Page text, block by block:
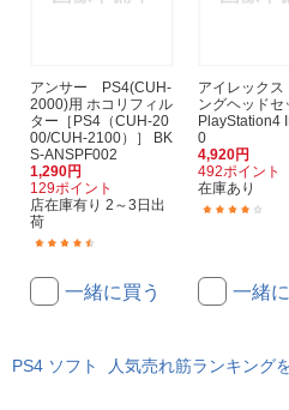
アンサー PS4(CUH-
2000)用 ホコリフィル
ター［PS4（CUH-20
00/CUH-2100）］ BK
S-ANSPF002
1,290円
129ポイント
店在庫有り 2～3日出
荷
一緒に買う
アイレック
ングヘッドセ
PlayStation4
0
4,920円
492ポイント
在庫あり
一緒
PS4 ソフト 人気売れ筋ランキング